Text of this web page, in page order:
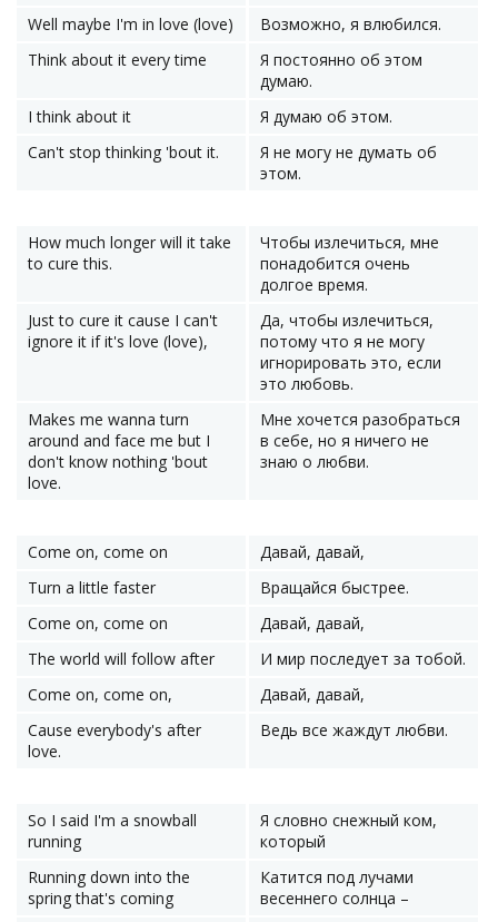
Well maybe I'm in love (love)
Возможно, я влюбился.
Think about it every time
Я постоянно об этом
думаю.
I think about it
Я думаю об этом.
Can't stop thinking 'bout it.
Я не могу не думать об
этом.
How much longer will it take
to cure this.
Чтобы излечиться, мне
понадобится очень
долгое время.
Just to cure it cause I can't
ignore it if it's love (love),
Да, чтобы излечиться,
потому что я не могу
игнорировать это, если
это любовь.
Makes me wanna turn
around and face me but I
don't know nothing 'bout
love.
Мне хочется разобраться
в себе, но я ничего не
знаю о любви.
Come on, come on
Давай, давай,
Turn a little faster
Вращайся быстрее.
Come on, come on
Давай, давай,
The world will follow after
И мир последует за тобой.
Come on, come on,
Давай, давай,
Cause everybody's after
love.
Ведь все жаждут любви.
So I said I'm a snowball
running
Я словно снежный ком,
который
Running down into the
spring that's coming
Катится под лучами
весеннего солнца –